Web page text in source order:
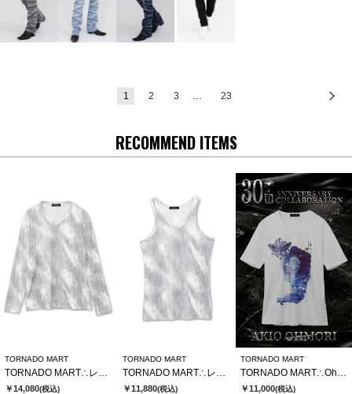
1 2 3 23
RECOMMEND ITEMS
TORNADO MART
￥14,080(税込)
TORNADO MART
￥11,880(税込)
TORNADO MART
￥11,000(税込)